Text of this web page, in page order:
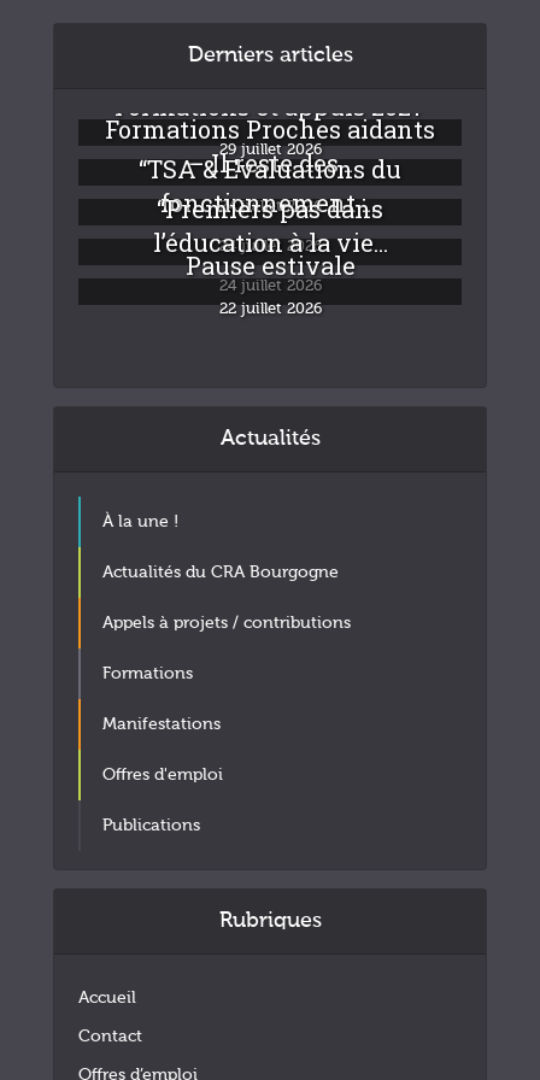
Derniers articles
Formations et appuis 2027
29 juillet 2026
Formations Proches aidants
– Il reste des...
24 juillet 2026
“TSA & Evaluations du
fonctionnement :...
24 juillet 2026
“Premiers pas dans
l’éducation à la vie...
24 juillet 2026
Pause estivale
22 juillet 2026
Actualités
À la une !
Actualités du CRA Bourgogne
Appels à projets / contributions
Formations
Manifestations
Offres d'emploi
Publications
Rubriques
Accueil
Contact
Offres d’emploi